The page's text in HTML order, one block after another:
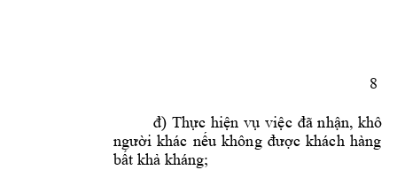
8
đ) Thực hiện vụ việc đã nhận,
người khác nếu không được khách hàng
bất khả kháng;